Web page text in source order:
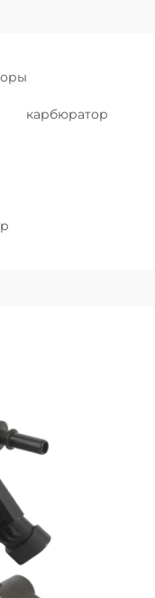
карбюратор